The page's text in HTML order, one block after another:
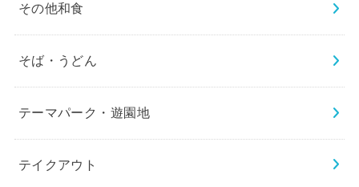
その他和食
そば・うどん
テーマパーク・遊園地
テイクアウト